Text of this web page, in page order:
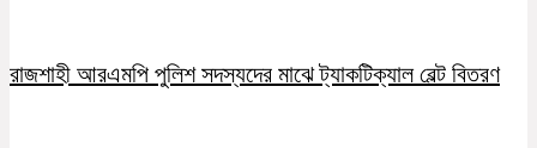
রাজশাহী আরএমপি পুলিশ সদস্যদের মাঝে ট্যাকটিক্যাল বেল্ট বিতরণ